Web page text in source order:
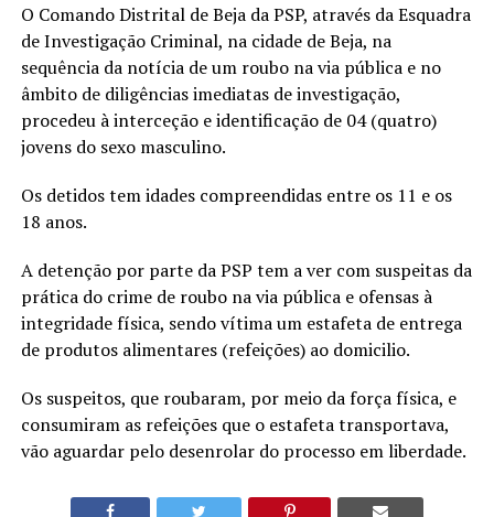
O Comando Distrital de Beja da PSP, através da Esquadra
de Investigação Criminal, na cidade de Beja, na
sequência da notícia de um roubo na via pública e no
âmbito de diligências imediatas de investigação,
procedeu à interceção e identificação de 04 (quatro)
jovens do sexo masculino.
Os detidos tem idades compreendidas entre os 11 e os
18 anos.
A detenção por parte da PSP tem a ver com suspeitas da
prática do crime de roubo na via pública e ofensas à
integridade física, sendo vítima um estafeta de entrega
de produtos alimentares (refeições) ao domicilio.
Os suspeitos, que roubaram, por meio da força física, e
consumiram as refeições que o estafeta transportava,
vão aguardar pelo desenrolar do processo em liberdade.